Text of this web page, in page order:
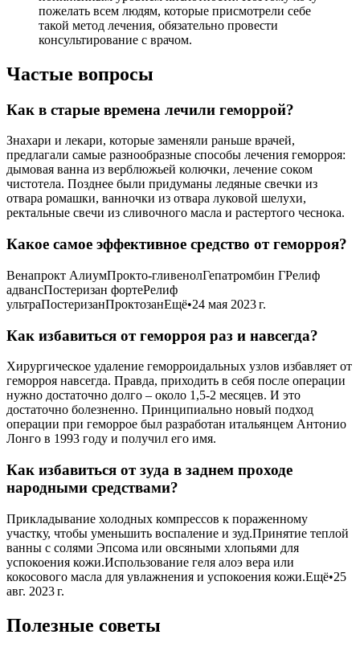
пожелать всем людям, которые присмотрели себе
такой метод лечения, обязательно провести
консультирование с врачом.
Частые вопросы
Как в старые времена лечили геморрой?
Знахари и лекари, которые заменяли раньше врачей,
предлагали самые разнообразные способы лечения геморроя:
дымовая ванна из верблюжьей колючки, лечение соком
чистотела. Позднее были придуманы ледяные свечки из
отвара ромашки, ванночки из отвара луковой шелухи,
ректальные свечи из сливочного масла и растертого чеснока.
Какое самое эффективное средство от геморроя?
Венапрокт АлиумПрокто-гливенолГепатромбин ГРелиф
адвансПостеризан фортеРелиф
ультраПостеризанПроктозанЕщё•24 мая 2023 г.
Как избавиться от геморроя раз и навсегда?
Хирургическое удаление геморроидальных узлов избавляет от
геморроя навсегда. Правда, приходить в себя после операции
нужно достаточно долго – около 1,5-2 месяцев. И это
достаточно болезненно. Принципиально новый подход
операции при геморрое был разработан итальянцем Антонио
Лонго в 1993 году и получил его имя.
Как избавиться от зуда в заднем проходе
народными средствами?
Прикладывание холодных компрессов к пораженному
участку, чтобы уменьшить воспаление и зуд.Принятие теплой
ванны с солями Эпсома или овсяными хлопьями для
успокоения кожи.Использование геля алоэ вера или
кокосового масла для увлажнения и успокоения кожи.Ещё•25
авг. 2023 г.
Полезные советы